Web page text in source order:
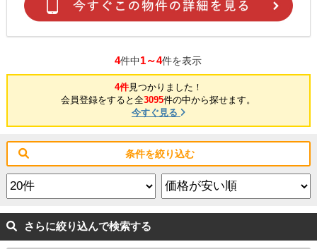
4件中1～4件を表示
4件見つかりました！
会員登録をすると全3095件の中から探せます。
今すぐ見る
条件を絞り込む
さらに絞り込んで検索する